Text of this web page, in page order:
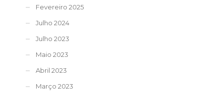
Fevereiro 2025
Julho 2024
Julho 2023
Maio 2023
Abril 2023
Março 2023